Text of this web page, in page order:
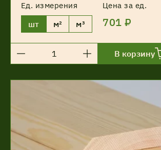
Ед. измерения Цена за ед.
шт м² м³ 701 ₽
В корзину